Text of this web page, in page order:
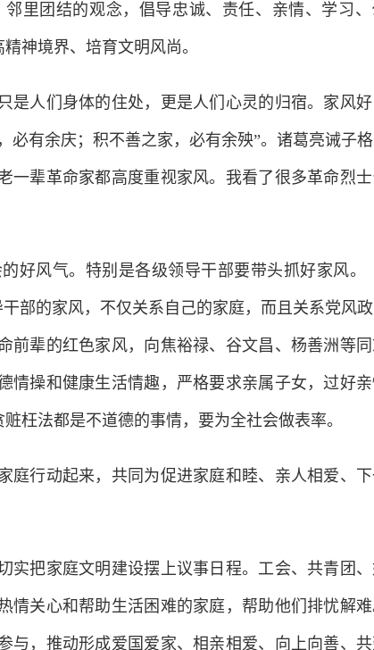
里团结的观念，倡导忠诚、责任、亲情、学习
神境界、培育文明风尚。
人们身体的住处，更是人们心灵的归宿。家风好
有余庆；积不善之家，必有余殃”。诸葛亮诫子
辈革命家都高度重视家风。我看了很多革命烈
风气。特别是各级领导干部要带头抓好家风。
部的家风，不仅关系自己的家庭，而且关系党风
辈的红色家风，向焦裕禄、谷文昌、杨善洲等同
情操和健康生活情趣，严格要求亲属子女，过好
枉法都是不道德的事情，要为全社会做表率。
行动起来，共同为促进家庭和睦、亲人相爱、
把家庭文明建设摆上议事日程。工会、共青团
情关心和帮助生活困难的家庭，帮助他们排忧解
，推动形成爱国爱家、相亲相爱、向上向善、